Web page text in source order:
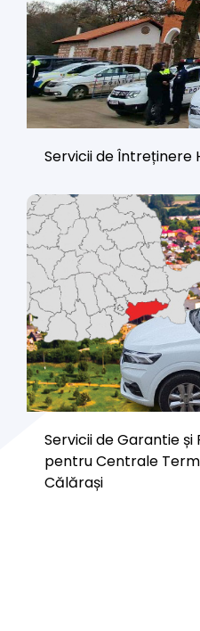
Servicii de Întreținere
Servicii de Garantie
pentru Centrale
Călărași